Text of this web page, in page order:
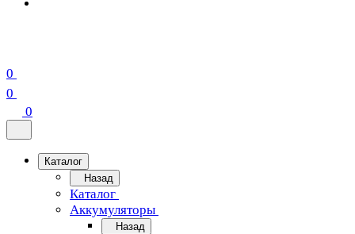
0
0
0
Каталог
Назад
Каталог
Аккумуляторы
Назад